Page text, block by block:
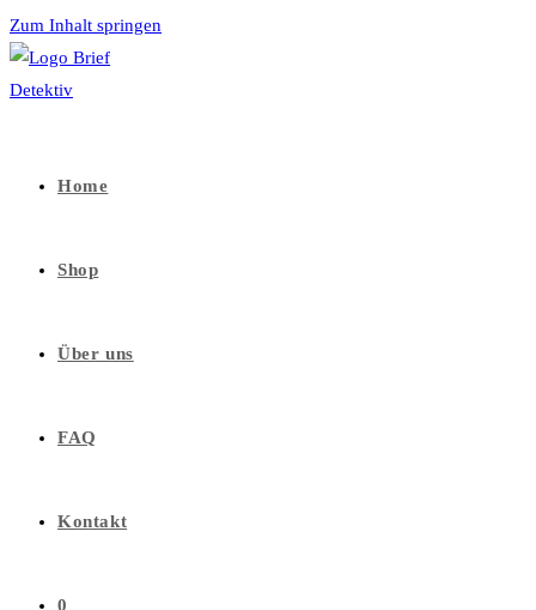
Zum Inhalt springen
Home
Shop
Über uns
FAQ
Kontakt
0